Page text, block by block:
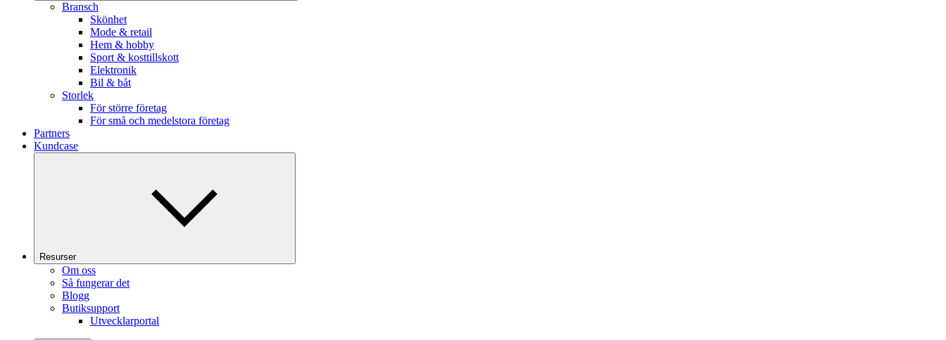
Bransch
Skönhet
Mode & retail
Hem & hobby
Sport & kosttillskott
Elektronik
Bil & båt
Storlek
För större företag
För små och medelstora företag
Partners
Kundcase
Resurser
Om oss
Så fungerar det
Blogg
Butiksupport
Utvecklarportal